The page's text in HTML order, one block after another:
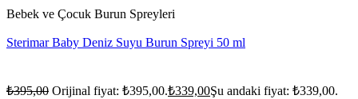
Bebek ve Çocuk Burun Spreyleri
Sterimar Baby Deniz Suyu Burun Spreyi 50 ml
₺395,00 Orijinal fiyat: ₺395,00.₺339,00Şu andaki fiyat: ₺339,00.